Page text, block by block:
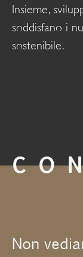
Insieme,
soddisfano i
sostenibile.
Non